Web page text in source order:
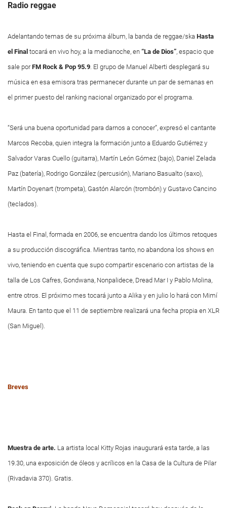
Radio reggae
Adelantando temas de su próxima álbum, la banda de reggae/ska Hasta
el Final tocará en vivo hoy, a la medianoche, en “La de Dios”, espacio que
sale porFM Rock & Pop 95.9. El grupo de Manuel Alberti desplegará su
música en esa emisora tras permanecer durante un par de semanas en
el primer puesto del ranking nacional organizado por el programa.
“Será una buena oportunidad para darnos a conocer”, expresó el cantante
Marcos Recoba, quien integra la formación junto a Eduardo Gutiérrez y
Salvador Varas Cuello (guitarra), Martín León Gómez (bajo), Daniel Zelada
Paz (batería), Rodrigo González (percusión), Mariano Basualto (saxo),
Martín Doyenart (trompeta), Gastón Alarcón (trombón) y Gustavo Cancino
(teclados).
Hasta el Final, formada en 2006, se encuentra dando los últimos retoques
a su producción discográfica. Mientras tanto, no abandona los shows en
vivo, teniendo en cuenta que supo compartir escenario con artistas de la
talla de Los Cafres, Gondwana, Nonpalidece, Dread Mar I y Pablo Molina,
entre otros. El próximo mes tocará junto a Alika y en julio lo hará con Mimí
Maura. En tanto que el 11 de septiembre realizará una fecha propia en XLR
(San Miguel).
Breves
Muestra de arte. La artista local Kitty Rojas inaugurará esta tarde, a las
19.30, una exposición de óleos y acrílicos en la Casa de la Cultura de Pilar
(Rivadavia 370). Gratis.